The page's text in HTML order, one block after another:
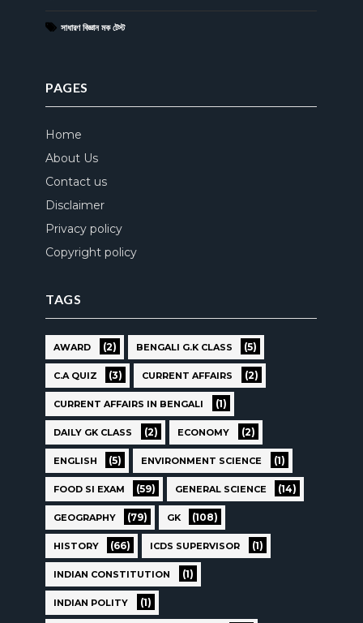
সাধারণ বিজ্ঞান মক টেস্ট
PAGES
Home
About Us
Contact us
Disclaimer
Privacy policy
Copyright policy
TAGS
AWARD (2) BENGALI G.K CLASS (5)
C.A QUIZ (3) CURRENT AFFAIRS (2)
CURRENT AFFAIRS IN BENGALI (1)
DAILY GK CLASS (2) ECONOMY (2)
ENGLISH (5) ENVIRONMENT SCIENCE (1)
FOOD SI EXAM (59) GENERAL SCIENCE (14)
GEOGRAPHY (79) GK (108)
HISTORY (66) ICDS SUPERVISOR (1)
INDIAN CONSTITUTION (1)
INDIAN POLITY (1)